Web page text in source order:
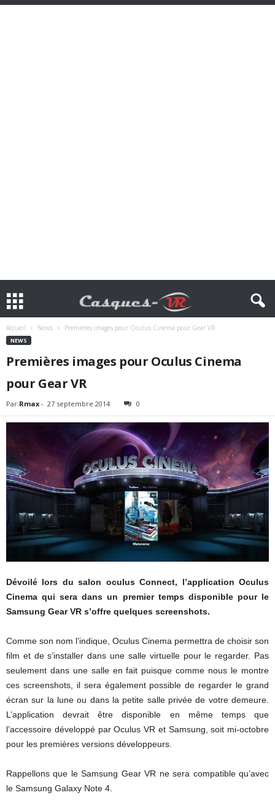
Accueil News Premières images pour Oculus Cinema pour Gear VR
NEWS
Premières images pour Oculus Cinema
pour Gear VR
Par Rmax - 27 septembre 2014 0
Dévoilé lors du salon oculus Connect, l’application Oculus
Cinema qui sera dans un premier temps disponible pour le
Samsung Gear VR s’offre quelques screenshots.
Comme son nom l’indique, Oculus Cinema permettra de choisir son
film et de s’installer dans une salle virtuelle pour le regarder. Pas
seulement dans une salle en fait puisque comme nous le montre
ces screenshots, il sera également possible de regarder le grand
écran sur la lune ou dans la petite salle privée de votre demeure.
L’application devrait être disponible en même temps que
l’accessoire développé par Oculus VR et Samsung, soit mi-octobre
pour les premières versions développeurs.
Rappellons que le Samsung Gear VR ne sera compatible qu’avec
le Samsung Galaxy Note 4.